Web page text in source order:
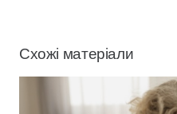
Схожі матеріали